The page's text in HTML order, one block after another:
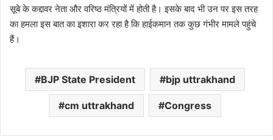
सूबे के कद्दावर नेता और वरिष्ठ मंत्रियों में होती है। इसके बाद भी उन पर इस तरह
का हमला इस बात का इशारा कर रहा है कि हाईकमान तक कुछ गंभीर मामले पहुंचे
हैं।
BJP State President bjp uttrakhand
cm uttrakhand Congress